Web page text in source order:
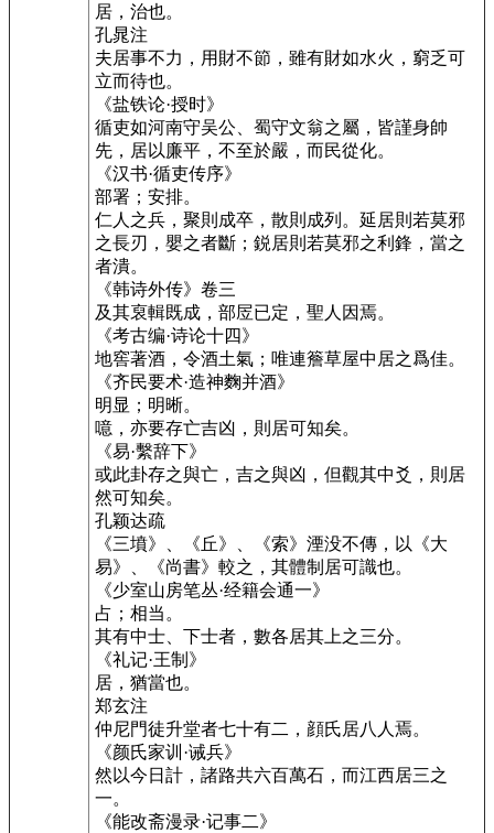
居，治也。
孔晁注
夫居事不力，用財不節，雖有財如水火，窮乏可
立而待也。
《盐铁论·授时》
循吏如河南守吴公、蜀守文翁之屬，皆謹身帥
先，居以廉平，不至於嚴，而民從化。
《汉书·循吏传序》
部署；安排。
仁人之兵，聚則成卒，散則成列。延居則若莫邪
之長刃，嬰之者斷；鋭居則若莫邪之利鋒，當之
者潰。
《韩诗外传》卷三
及其裒輯既成，部㞐已定，聖人因焉。
《考古编·诗论十四》
地窖著酒，令酒土氣；唯連簷草屋中居之爲佳。
《齐民要术·造神麴并酒》
明显；明晰。
噫，亦要存亡吉凶，則居可知矣。
《易·繫辞下》
或此卦存之與亡，吉之與凶，但觀其中爻，則居
然可知矣。
孔颖达疏
《三墳》、《丘》、《索》湮没不傳，以《大
易》、《尚書》較之，其體制居可識也。
《少室山房笔丛·经籍会通一》
占；相当。
其有中士、下士者，數各居其上之三分。
《礼记·王制》
居，猶當也。
郑玄注
仲尼門徒升堂者七十有二，顔氏居八人焉。
《颜氏家训·诫兵》
然以今日計，諸路共六百萬石，而江西居三之
一。
《能改斋漫录·记事二》